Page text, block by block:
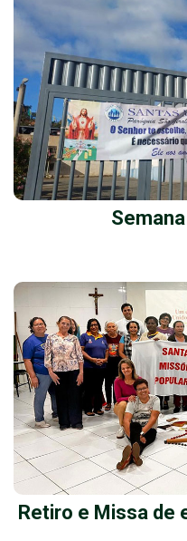
Retiro e Missa de